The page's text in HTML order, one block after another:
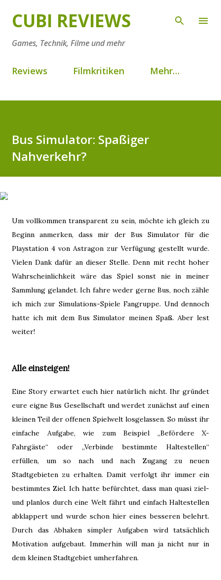
Direkt zum Hauptbereich
CUBI REVIEWS
Games, Technik, Filme und mehr
Reviews Filmkritiken Mehr…
Bus Simulator: Spaßiger
Nahverkehr?
Um vollkommen transparent zu sein, möchte ich gleich zu
Beginn anmerken, dass mir der Bus Simulator für die
Playstation 4 von Astragon zur Verfügung gestellt wurde.
Vielen Dank dafür an dieser Stelle. Denn mit recht hoher
Wahrscheinlichkeit wäre das Spiel sonst nie in meiner
Sammlung gelandet. Ich fahre weder gerne Bus, noch zähle
ich mich zur Simulations-Spiele Fangruppe. Und dennoch
hatte ich mit dem Bus Simulator meinen Spaß. Aber lest
weiter!
Alle einsteigen!
Eine Story erwartet euch hier natürlich nicht. Ihr gründet
eure eigne Bus Gesellschaft und werdet zunächst auf einen
kleinen Teil der offenen Spielwelt losgelassen. So müsst ihr
einfache Aufgabe, wie zum Beispiel „Befördere X-
Fahrgäste“ oder „Verbinde bestimmte Haltestellen“
erfüllen, um so nach und nach Zugang zu neuen
Stadtgebieten zu erhalten. Damit verfolgt ihr immer ein
bestimmtes Ziel. Ich hatte befürchtet, dass man quasi ziel-
und planlos durch eine Welt fährt und einfach Haltestellen
abklappert und wurde schon hier eines besseren belehrt.
Durch das Abhaken simpler Aufgaben wird tatsächlich
Motivation aufgebaut. Immerhin will man ja nicht nur in
dem kleinen Stadtgebiet umherfahren.